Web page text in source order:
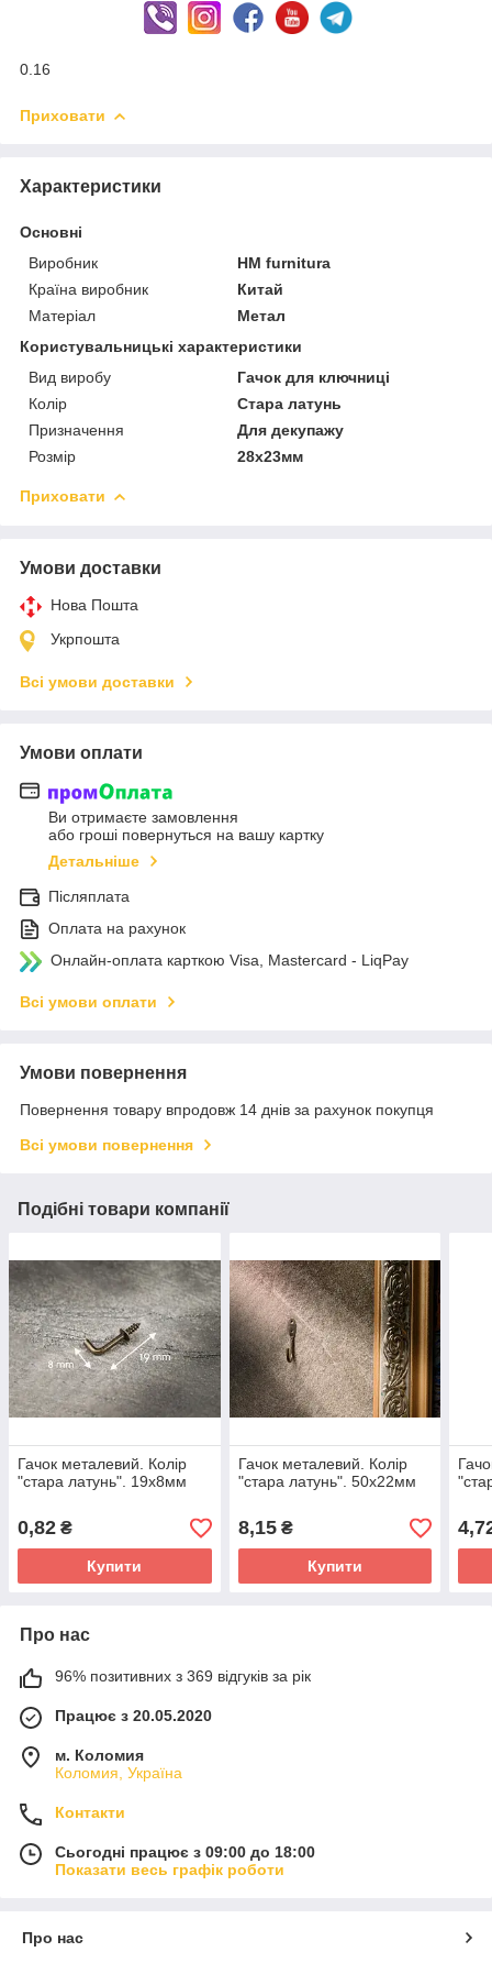
0.16
Приховати
Характеристики
Основні
Виробник
HM furnitura
Країна виробник
Китай
Матеріал
Метал
Користувальницькі характеристики
Вид виробу
Гачок для ключниці
Колір
Стара латунь
Призначення
Для декупажу
Розмір
28х23мм
Приховати
Умови доставки
Нова Пошта
Укрпошта
Всі умови доставки
Умови оплати
Ви отримаєте замовлення
або гроші повернуться на вашу картку
Детальніше
Післяплата
Оплата на рахунок
Онлайн-оплата карткою Visa, Mastercard - LiqPay
Всі умови оплати
Умови повернення
Повернення товару впродовж 14 днів за рахунок покупця
Всі умови повернення
Подібні товари компанії
Гачок металевий. Колір
"стара латунь". 19х8мм
0,82 ₴
Купити
Гачок металевий. Колір
"стара латунь". 50х22мм
8,15₴
Купити
Про нас
96% позитивних з 369 відгуків за рік
Працює з 20.05.2020
м. Коломия
Коломия, Україна
Контакти
Сьогодні працює з 09:00 до 18:00
Показати весь графік роботи
Про нас